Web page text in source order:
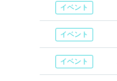
イベント
イベント
イベント